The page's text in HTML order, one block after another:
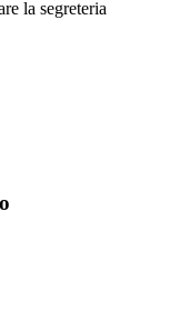
la segreteria